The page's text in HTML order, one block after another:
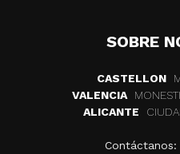
SOBRE
CASTELLON
VALENCIA
ALICANTE
Contáctanos: